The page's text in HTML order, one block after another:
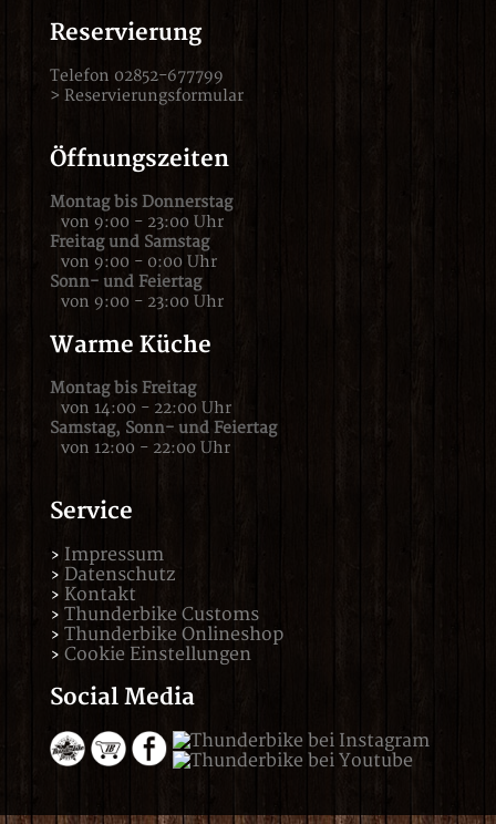
Reservierung
Telefon 02852-677799
> Reservierungsformular
Öffnungszeiten
Montag bis Donnerstag
von 9:00 - 23:00 Uhr
Freitag und Samstag
von 9:00 - 0:00 Uhr
Sonn- und Feiertag
von 9:00 - 23:00 Uhr
Warme Küche
Montag bis Freitag
von 14:00 - 22:00 Uhr
Samstag, Sonn- und Feiertag
von 12:00 - 22:00 Uhr
Service
Impressum
Datenschutz
Kontakt
Thunderbike Customs
Thunderbike Onlineshop
Cookie Einstellungen
Social Media